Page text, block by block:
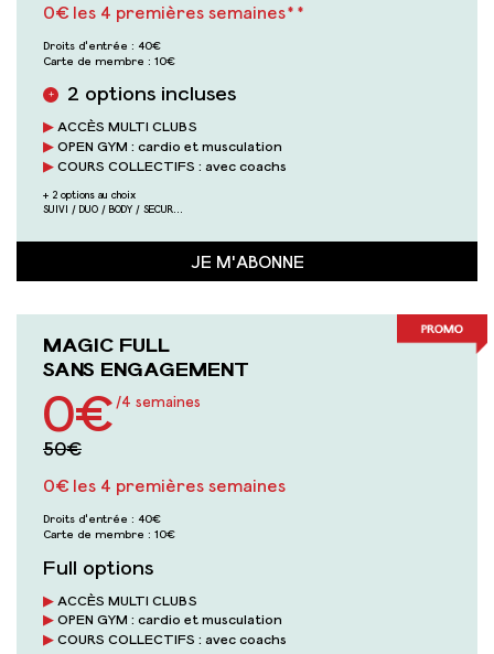
0€ les 4 premières semaines**
Droits d'entrée : 40€
Carte de membre : 10€
+ 2 options incluses
ACCÈS MULTI CLUBS
OPEN GYM : cardio et musculation
COURS COLLECTIFS : avec coachs
+ 2 options au choix
SUIVI / DUO / BODY / SECUR...
JE M'ABONNE
MAGIC FULL
SANS ENGAGEMENT
0€ /4 semaines
50€
0€ les 4 premières semaines
Droits d'entrée : 40€
Carte de membre : 10€
Full options
ACCÈS MULTI CLUBS
OPEN GYM : cardio et musculation
COURS COLLECTIFS : avec coachs